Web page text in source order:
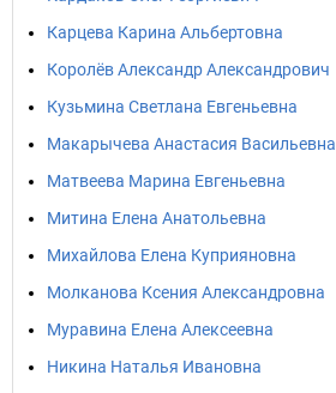
Карцева Карина Альбертовна
Королёв Александр Александрович
Кузьмина Светлана Евгеньевна
Макарычева Анастасия Васильевна
Матвеева Марина Евгеньевна
Митина Елена Анатольевна
Михайлова Елена Куприяновна
Молканова Ксения Александровна
Муравина Елена Алексеевна
Никина Наталья Ивановна